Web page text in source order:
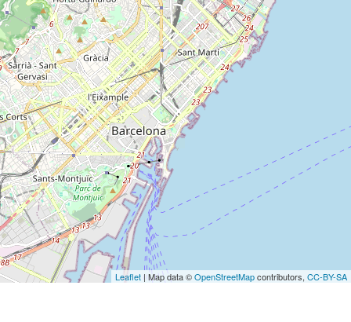
Leaflet| Map data ©OpenStreetMapcontributors, CC-BY-SA